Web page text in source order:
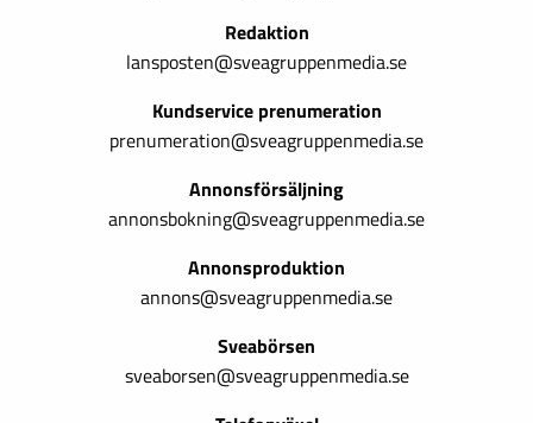
Redaktion
lansposten@sveagruppenmedia.se
Kundservice prenumeration
prenumeration@sveagruppenmedia.se
Annonsförsäljning
annonsbokning@sveagruppenmedia.se
Annonsproduktion
annons@sveagruppenmedia.se
Sveabörsen
sveaborsen@sveagruppenmedia.se